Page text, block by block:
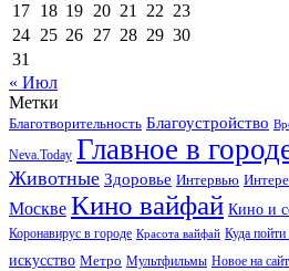
17 18 19 20 21 22 23
24 25 26 27 28 29 30
31
« Июл
Метки
Благотворительность Благоустройство
Neva.Today Главное в
Животные Здоровье Интервью
Москве Кино вайфай Кино и
Коронавирус в городе Красота вайфай Куда пойти
искусство Метро Мультфильмы Новое на